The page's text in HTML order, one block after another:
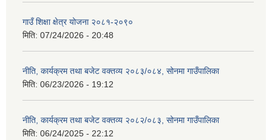
गाउँ शिक्षा क्षेत्र योजना २०८१-२०९०
मिति: 07/24/2026 - 20:48
नीति, कार्यक्रम तथा बजेट वक्तव्य २०८३/०८४, सोनमा गाउँपालिका
मिति: 06/23/2026 - 19:12
नीति, कार्यक्रम तथा बजेट वक्तव्य २०८२/०८३, सोनमा गाउँपालिका
मिति: 06/24/2025 - 22:12